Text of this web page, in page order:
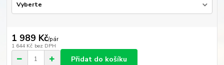
1 989 Kč/pár
1 644 Kč bez DPH
Přidat do košíku